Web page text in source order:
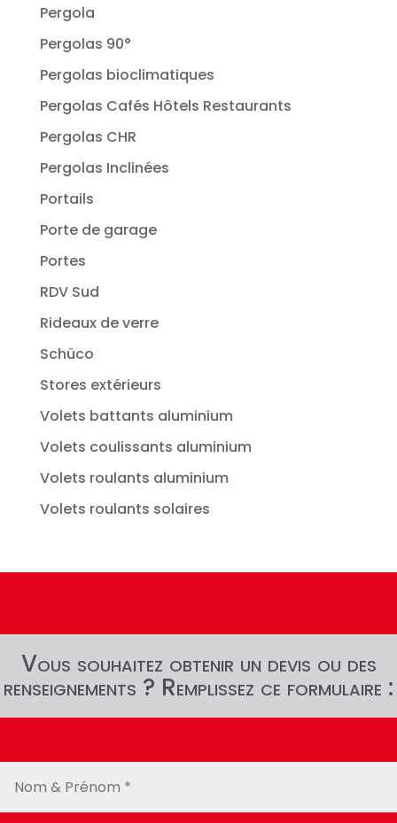
Pergola
Pergolas 90°
Pergolas bioclimatiques
Pergolas Cafés Hôtels Restaurants
Pergolas CHR
Pergolas Inclinées
Portails
Porte de garage
Portes
RDV Sud
Rideaux de verre
Schüco
Stores extérieurs
Volets battants aluminium
Volets coulissants aluminium
Volets roulants aluminium
Volets roulants solaires
Vous souhaitez obtenir un devis ou des
renseignements ? Remplissez ce formulaire :